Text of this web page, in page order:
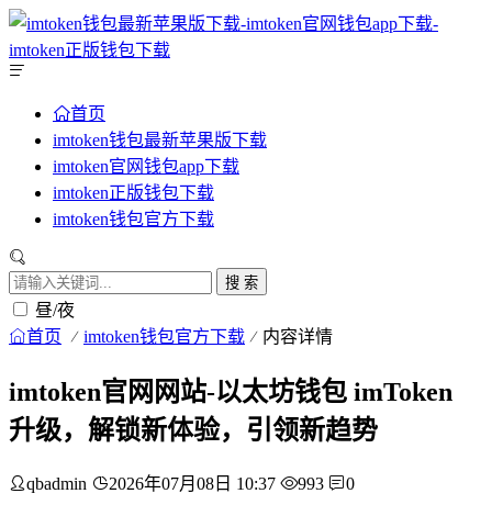
首页
imtoken钱包最新苹果版下载
imtoken官网钱包app下载
imtoken正版钱包下载
imtoken钱包官方下载
搜 索
昼/夜
首页 imtoken钱包官方下载 内容详情
imtoken官网网站-以太坊钱包 imToken
升级，解锁新体验，引领新趋势
qbadmin 2026年07月08日 10:37 993 0